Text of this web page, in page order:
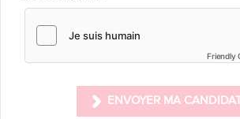
Friendly
ENVOYER MA